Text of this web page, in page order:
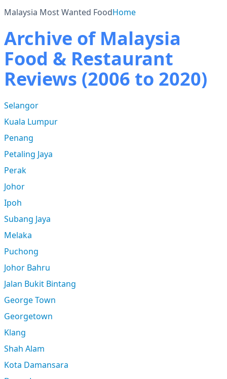
Malaysia Most Wanted FoodHome
Archive of Malaysia
Food & Restaurant
Reviews (2006 to 2020)
Selangor
Kuala Lumpur
Penang
Petaling Jaya
Perak
Johor
Ipoh
Subang Jaya
Melaka
Puchong
Johor Bahru
Jalan Bukit Bintang
George Town
Georgetown
Klang
Shah Alam
Kota Damansara